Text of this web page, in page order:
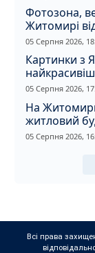
Фотозона,
Житомирі
05 Серпня 2026,
Картинки з
святом
05 Серпня 2026,
На
житловий
05 Серпня 2026,
Всі права